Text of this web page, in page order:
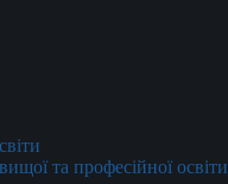
та професійної освіти